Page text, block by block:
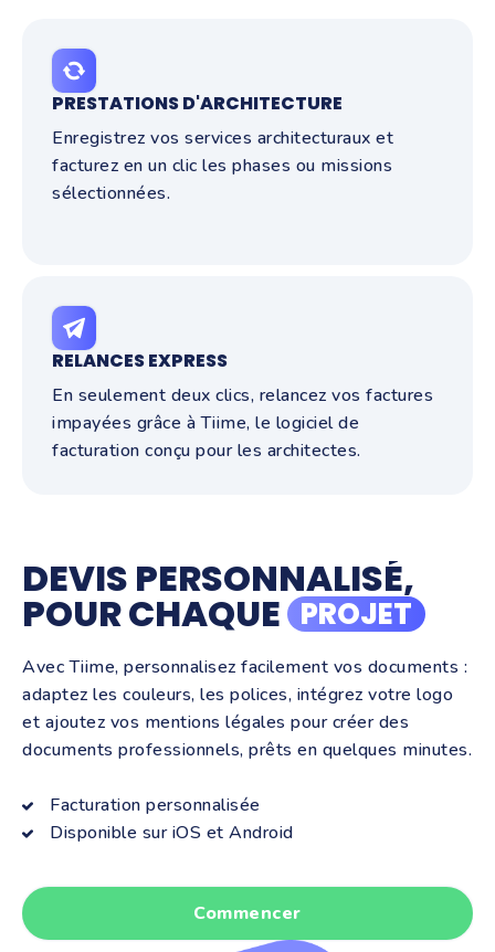
PRESTATIONS D'ARCHITECTURE
Enregistrez vos services architecturaux et
facturez en un clic les phases ou missions
sélectionnées.
RELANCES EXPRESS
En seulement deux clics, relancez vos factures
impayées grâce à Tiime, le logiciel de
facturation conçu pour les architectes.
DEVIS PERSONNALISÉ,
POUR CHAQUE PROJET
Avec Tiime, personnalisez facilement vos documents :
adaptez les couleurs, les polices, intégrez votre logo
et ajoutez vos mentions légales pour créer des
documents professionnels, prêts en quelques minutes.
Facturation personnalisée
Disponible sur iOS et Android
Commencer